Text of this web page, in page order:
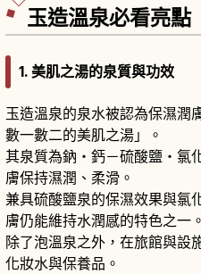
玉造溫泉必看亮點
1. 美肌之湯的泉質與功效
玉造溫泉的泉水被認為保濕潤
數一數二的美肌之湯」。
其泉質為鈉・鈣－硫酸鹽・氯
膚保持濕潤、柔滑。
兼具硫酸鹽泉的保濕效果與氯
膚仍能維持水潤感的特色之一。
除了泡溫泉之外，在旅館與設
化妝水與保養品。